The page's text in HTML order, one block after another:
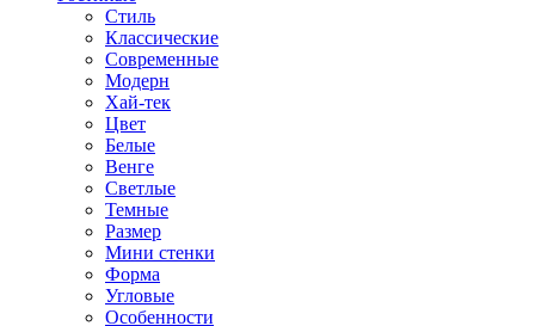
Стиль
Классические
Современные
Модерн
Хай-тек
Цвет
Белые
Венге
Светлые
Темные
Размер
Мини стенки
Форма
Угловые
Особенности